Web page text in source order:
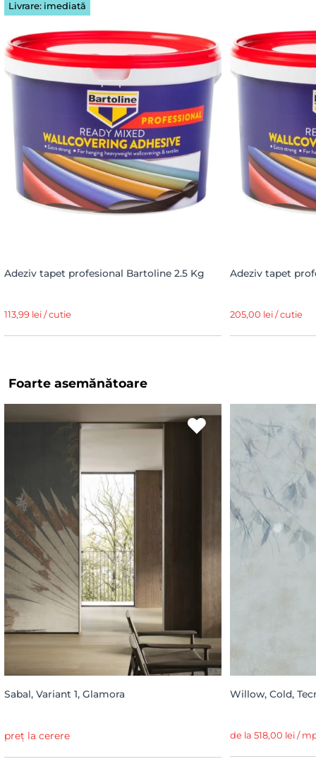
Livrare: imediată
Adeziv tapet profesional Bartoline 2.5 Kg
113,99 lei / cutie
Adeziv tapet
205,00 lei / cutie
Foarte asemănătoare
Sabal, Variant 1, Glamora
preț la cerere
Willow, Cold,
de la 518,00 lei /